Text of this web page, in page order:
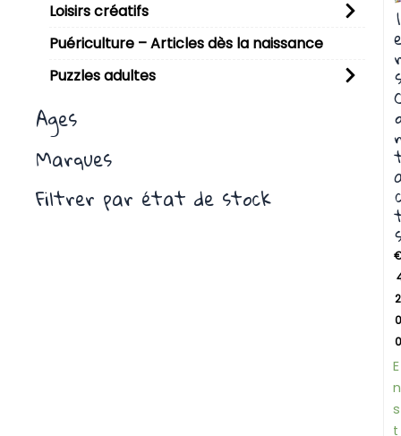
Loisirs créatifs
Puériculture – Articles dès la naissance
Puzzles adultes
Ages
Marques
Filtrer par état de stock
1
c
0
0
E
n
s
t